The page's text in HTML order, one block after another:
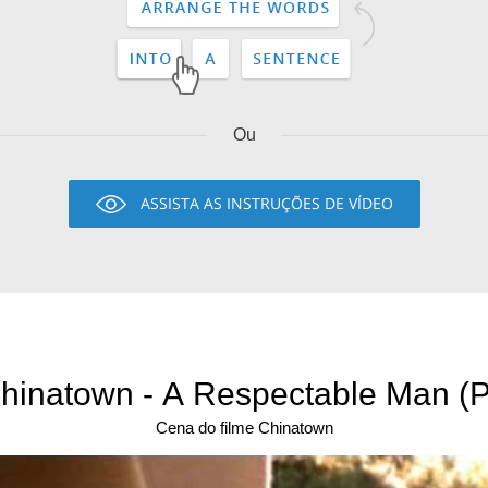
Ou
ASSISTA AS INSTRUÇÕES DE VÍDEO
- A Respectable Man
Cena do filme Chinatown